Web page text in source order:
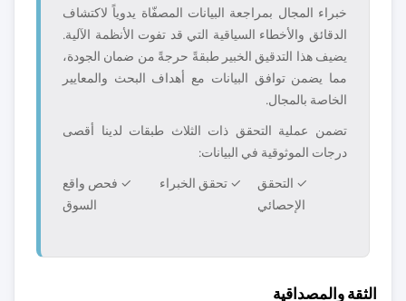
خبراء المجال بمراجعة البيانات المصفّاة يدوياً لاكتشاف
الدقائق والأخطاء السياقية التي قد تفوت الأنظمة الآلية.
يضيف هذا التدقيق الخبير طبقةً حرجةً من ضمان الجودة،
مما يضمن توافق البيانات مع أهداف البحث والمعايير
الخاصة بالمجال.
تضمن عملية التحقق ذات الثلاث طبقات لدينا أقصى
درجات الموثوقية في البيانات:
✓ التحقق
الإحصائي
✓ تحقق الخبراء
✓ فحص واقع
السوق
الثقة والمصداقية